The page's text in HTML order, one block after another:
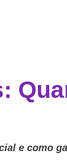
e como